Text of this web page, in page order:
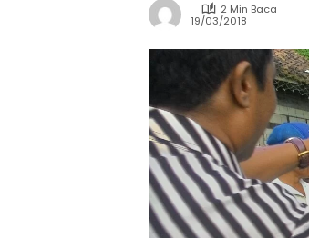
2 Min Baca
19/03/2018